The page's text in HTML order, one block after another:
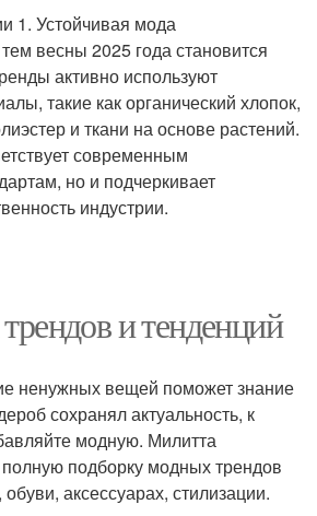
1. Устойчивая мода
весны 2025 года становится
активно используют
такие как органический хлопок,
и ткани на основе растений.
современным
но и подчеркивает
индустрии.
и тенденций
ненужных вещей поможет знание
сохранял актуальность, к
модную. Милитта
подборку модных трендов
аксессуарах, стилизации.